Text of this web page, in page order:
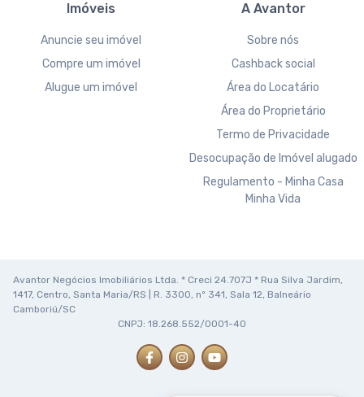
Imóveis
Anuncie seu imóvel
Compre um imóvel
Alugue um imóvel
A Avantor
Sobre nós
Cashback social
Área do Locatário
Área do Proprietário
Termo de Privacidade
Desocupação de Imóvel alugado
Regulamento - Minha Casa
Minha Vida
Avantor Negócios Imobiliários Ltda. * Creci 24.707J * Rua Silva Jardim,
1417, Centro, Santa Maria/RS | R. 3300, nº 341, Sala 12, Balneário
Camboriú/SC
CNPJ: 18.268.552/0001-40